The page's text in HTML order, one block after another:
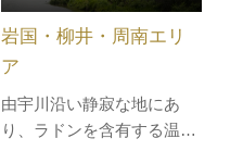
もそうでない方も、岩国の
奥深さに魅…
由宇川沿い静寂な地にあ
り、ラドンを含有する温泉
岩国・柳井・周南エリ
ア